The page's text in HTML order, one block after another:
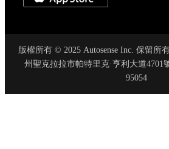
版權所有 © 2025 Autosense Inc. 保留所
州聖克拉拉市帕特里克·亨利大道4701
95054